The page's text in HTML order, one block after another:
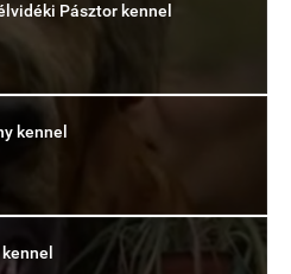
Pásztor kennel
kennel